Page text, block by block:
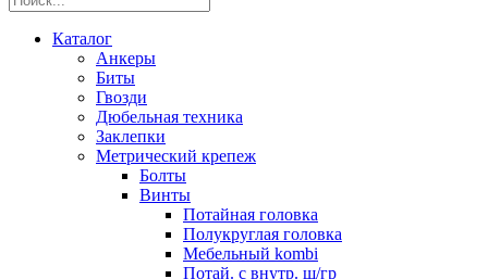
Каталог
Анкеры
Биты
Гвозди
Дюбельная техника
Заклепки
Метрический крепеж
Болты
Винты
Потайная головка
Полукруглая головка
Мебельный kombi
Потай. с внутр. ш/гр